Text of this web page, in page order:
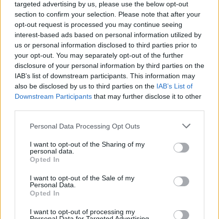
targeted advertising by us, please use the below opt-out
section to confirm your selection. Please note that after your
opt-out request is processed you may continue seeing
interest-based ads based on personal information utilized by
us or personal information disclosed to third parties prior to
your opt-out. You may separately opt-out of the further
disclosure of your personal information by third parties on the
IAB’s list of downstream participants. This information may
also be disclosed by us to third parties on the IAB’s List of
Downstream Participants that may further disclose it to other
Personal Data Processing Opt Outs
I want to opt-out of the Sharing of my
personal data.
Opted In
I want to opt-out of the Sale of my
Personal Data.
Opted In
I want to opt-out of processing my
ΠΑΟΚ: Στη Θεσσαλονίκη οι Ναζ Μήτρου-Λονγκ, Τρέβορ Χάντζινς και
Κάιλ Αλεξάντερ (pics & vids)
Εθνική Παίδων: Κόντρα στη
Σλοβενία την Τρίτη στο πρώτο
νοκ-άουτ
Στα 15 δισ. ευρώ ο στόχος για
νέα δάνεια το 2026 - Η
«ακτινογραφία» της
κερδοφορίας των τραπεζών το
α΄ εξάμηνο
GW σε Πολωνία και Ουγγαρία
Fourlis: Συμφωνία για την
South Ring Mall έναντι 49,35
ΣΚΑΪ: Ολοκληρώθηκε η θητεία
στη θέση του CEO